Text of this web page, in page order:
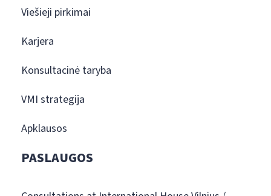
Viešieji pirkimai
Karjera
Konsultacinė taryba
VMI strategija
Apklausos
PASLAUGOS